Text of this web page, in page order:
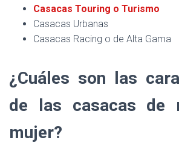
Casacas Touring o Turismo
Casacas Urbanas
Casacas Racing o de Alta Gama
¿Cuáles son las
de las casacas de
mujer?